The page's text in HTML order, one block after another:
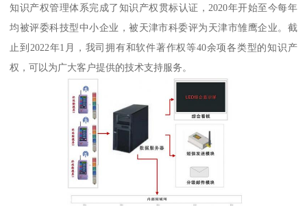
知识产权管理体系完成了知识产权贯标认证，2020年开始至今每年
均被评委科技型中小企业，被天津市科委评为天津市雏鹰企业。截
止到2022年1月，我司拥有和软件著作权等40余项各类型的知识产
权，可以为广大客户提供的技术支持服务。